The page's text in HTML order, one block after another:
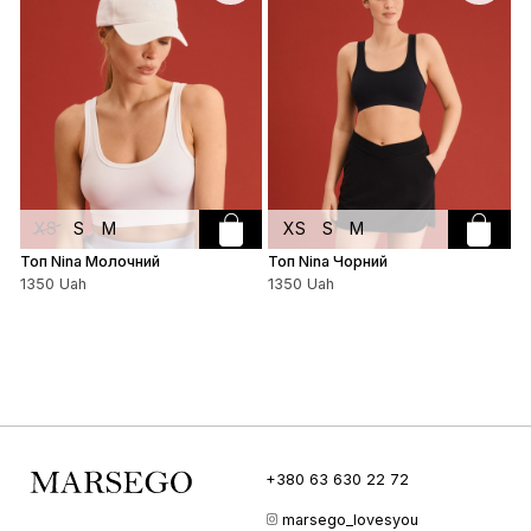
XS S M
Топ Nina Молочний
1350 Uah
XS S M
Топ Nina Чорний
1350 Uah
+380 63 630 22 72
marsego_lovesyou